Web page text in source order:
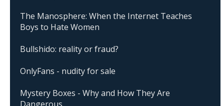
The Manosphere: When the Internet Teaches
Boys to Hate Women
Bullshido: reality or fraud?
OnlyFans - nudity for sale
Mystery Boxes - Why and How They Are